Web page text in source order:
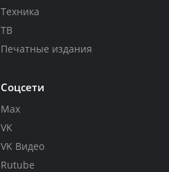
Техника
ТВ
Печатные издания
Соцсети
Max
VK
VK Видео
Rutube